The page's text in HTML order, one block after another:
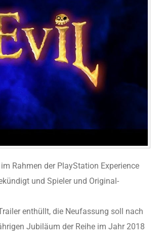
Rahmen der PlayStation Experience
und Spieler und Original-
enthüllt, die Neufassung soll nach
Jubiläum der Reihe im Jahr 2018